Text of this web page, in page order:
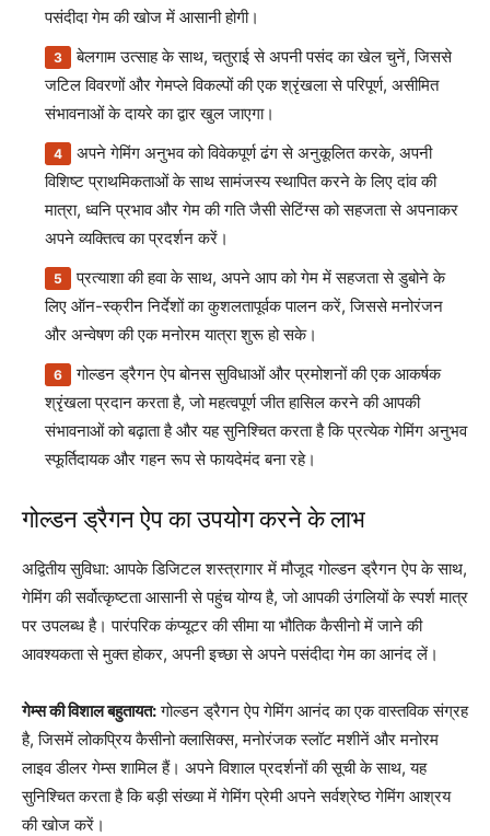
पसंदीदा गेम की खोज में आसानी होगी।
बेलगाम उत्साह के साथ, चतुराई से अपनी पसंद का खेल चुनें, जिससे
जटिल विवरणों और गेमप्ले विकल्पों की एक श्रृंखला से परिपूर्ण, असीमित
संभावनाओं के दायरे का द्वार खुल जाएगा।
अपने गेमिंग अनुभव को विवेकपूर्ण ढंग से अनुकूलित करके, अपनी
विशिष्ट प्राथमिकताओं के साथ सामंजस्य स्थापित करने के लिए दांव की
मात्रा, ध्वनि प्रभाव और गेम की गति जैसी सेटिंग्स को सहजता से अपनाकर
अपने व्यक्तित्व का प्रदर्शन करें।
प्रत्याशा की हवा के साथ, अपने आप को गेम में सहजता से डुबोने के
लिए ऑन-स्क्रीन निर्देशों का कुशलतापूर्वक पालन करें, जिससे मनोरंजन
और अन्वेषण की एक मनोरम यात्रा शुरू हो सके।
गोल्डन ड्रैगन ऐप बोनस सुविधाओं और प्रमोशनों की एक आकर्षक
श्रृंखला प्रदान करता है, जो महत्वपूर्ण जीत हासिल करने की आपकी
संभावनाओं को बढ़ाता है और यह सुनिश्चित करता है कि प्रत्येक गेमिंग अनुभव
स्फूर्तिदायक और गहन रूप से फायदेमंद बना रहे।
गोल्डन ड्रैगन ऐप का उपयोग करने के लाभ
अद्वितीय सुविधा: आपके डिजिटल शस्त्रागार में मौजूद गोल्डन ड्रैगन ऐप के साथ,
गेमिंग की सर्वोत्कृष्टता आसानी से पहुंच योग्य है, जो आपकी उंगलियों के स्पर्श मात्र
पर उपलब्ध है। पारंपरिक कंप्यूटर की सीमा या भौतिक कैसीनो में जाने की
आवश्यकता से मुक्त होकर, अपनी इच्छा से अपने पसंदीदा गेम का आनंद लें।
गेम्स की विशाल बहुतायत:गोल्डन ड्रैगन ऐप गेमिंग आनंद का एक वास्तविक संग्रह
है, जिसमें लोकप्रिय कैसीनो क्लासिक्स, मनोरंजक स्लॉट मशीनें और मनोरम
लाइव डीलर गेम्स शामिल हैं। अपने विशाल प्रदर्शनों की सूची के साथ, यह
सुनिश्चित करता है कि बड़ी संख्या में गेमिंग प्रेमी अपने सर्वश्रेष्ठ गेमिंग आश्रय
की खोज करें।